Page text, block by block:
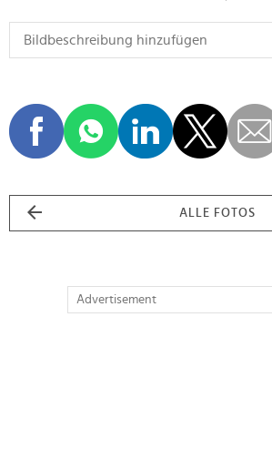
ALLE FOTOS
Advertisement